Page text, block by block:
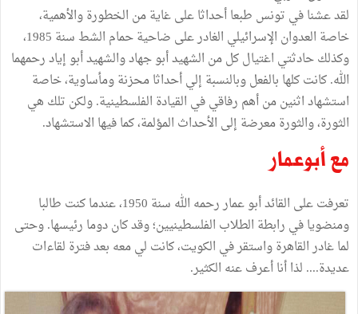
لقدعشنافي تونس طبعاأحداثاعلىغايةمن الخطورةوالأهمية،
خاصة العدوان الإسرائيلي الغادرعلى ضاحيةحمام الشط سنة 1985،
وكذلكحادثتي اغتيالكلمن الشهيدأبوجهادوالشهيدأبوإيادرحمهما
الله.كانتكلها بالفعلوبالنسبة إليأحداثامحزنةومأساوية،خاصة
استشهاداثنينمنأهم رفاقيفي القيادة الفلسطينية.ولكن تلك هي
الثورة،والثورةمعرضة إلى الأحداث المؤلمة،كمافيها الاستشهاد.
مع أبوعمار
تعرفتعلى القائدأبوعماررحمه الله سنة 1950، عندماكنت طالبا
ومنضويافي رابطة الطلاب الفلسطينيين؛وقدكاندوما رئيسها.وحتى
لماغادرالقاهرةواستقرفي الكويت،كانت ليمعه بعدفترة لقاءات
عديدة.... لذاأناأعرفعنه الكثير.